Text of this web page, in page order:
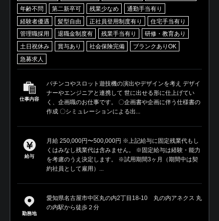
年齢不問
第二新卒可 残業少なめ
通勤手当有り
経験者優遇
髪型自由 正社員登用制度有り
住宅手当有り
管理職採用
退職金制度有 残業手当有り
研修・教育あり
土日祝休み
賞与あり 社会保険完備
ブランクありOK
急募求人
仕事内容
パチンコやスロット遊技機の演出やデザインを考え デザイ
ナーやエンジニアと連携して 世に出せる形に仕上げてい
く、企画職のお仕事です。 〇企画書や企画に伴う仕様書の
作成 〇シミュレーションによる出...
給与
月給 250,000円〜500,000円 ※上記給与に固定残業代もし
くはみなし残業代は含みません。 ※固定給与は経験・能力
を考慮のうえ決定します。 ※試用期間3ヶ月（期間中は契
約社員として雇用）...
勤務地
愛知県名古屋市中区丸の内2丁目18-10 丸の内アネクス 丸
の内駅から徒歩２分